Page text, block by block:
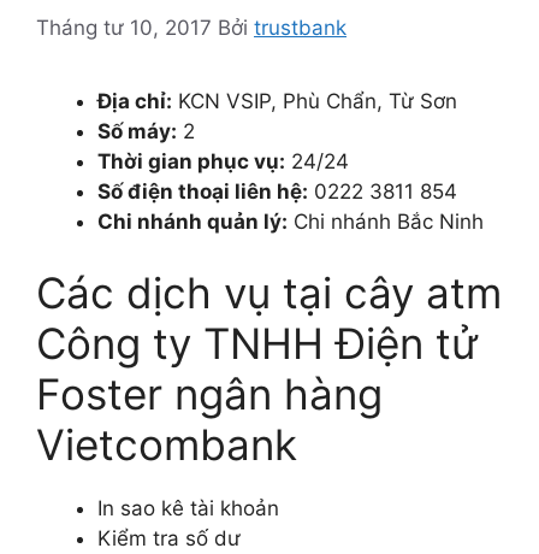
Tháng tư 10, 2017 Bởi trustbank
Địa chỉ: KCN VSIP, Phù Chẩn, Từ Sơn
Số máy: 2
Thời gian phục vụ: 24/24
Số điện thoại liên hệ: 0222 3811 854
Chi nhánh quản lý: Chi nhánh Bắc Ninh
Các dịch vụ tại cây atm
Công ty TNHH Điện tử
Foster ngân hàng
Vietcombank
In sao kê tài khoản
Kiểm tra số dư